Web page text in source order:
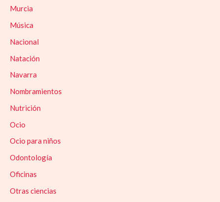
Murcia
Música
Nacional
Natación
Navarra
Nombramientos
Nutrición
Ocio
Ocio para niños
Odontología
Oficinas
Otras ciencias